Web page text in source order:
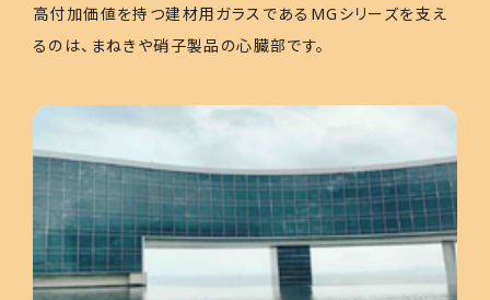
高付加価値を持つ建材用ガラスであるMGシリーズを支え
るのは、まねきや硝子製品の心臓部です。